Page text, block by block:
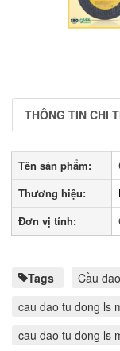
THÔNG TIN CHI
Tên sản phẩm:
Thương hiệu:
Đơn vị tính:
Tags
Cầu
cau dao tu dong ls
cau dao tu dong ls